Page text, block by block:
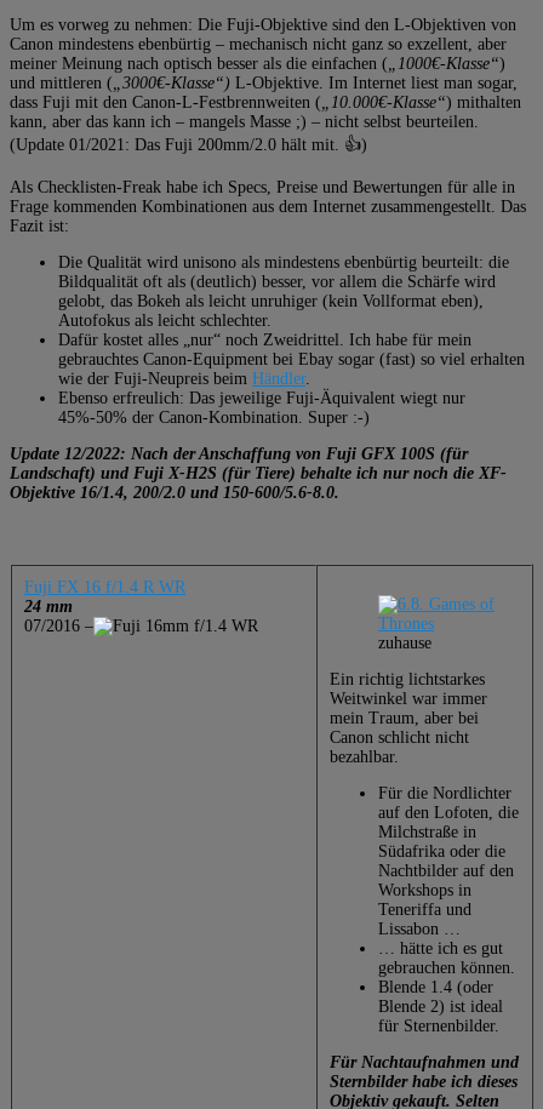
Um es vorweg zu nehmen: Die Fuji-Objektive sind den L-Objektiven von
Canon mindestens ebenbürtig – mechanisch nicht ganz so exzellent, aber
meiner Meinung nach optisch besser als die einfachen („1000€-Klasse“)
und mittleren („3000€-Klasse“) L-Objektive. Im Internet liest man sogar,
dass Fuji mit den Canon-L-Festbrennweiten („10.000€-Klasse“) mithalten
kann, aber das kann ich – mangels Masse ;) – nicht selbst beurteilen.
(Update 01/2021: Das Fuji 200mm/2.0 hält mit. 👍)
Als Checklisten-Freak habe ich Specs, Preise und Bewertungen für alle in
Frage kommenden Kombinationen aus dem Internet zusammengestellt. Das
Fazit ist:
Die Qualität wird unisono als mindestens ebenbürtig beurteilt: die
Bildqualität oft als (deutlich) besser, vor allem die Schärfe wird
gelobt, das Bokeh als leicht unruhiger (kein Vollformat eben),
Autofokus als leicht schlechter.
Dafür kostet alles „nur“ noch Zweidrittel. Ich habe für mein
gebrauchtes Canon-Equipment bei Ebay sogar (fast) so viel erhalten
wie der Fuji-Neupreis beim Händler.
Ebenso erfreulich: Das jeweilige Fuji-Äquivalent wiegt nur
45%-50% der Canon-Kombination. Super :-)
Update 12/2022: Nach der Anschaffung von Fuji GFX 100S (für
Landschaft) und Fuji X-H2S (für Tiere) behalte ich nur noch die XF-
Objektive 16/1.4, 200/2.0 und 150-600/5.6-8.0.
Fuji FX 16 f/1.4 R WR
24 mm
07/2016 –
zuhause
Ein richtig lichtstarkes
Weitwinkel war immer
mein Traum, aber bei
Canon schlicht nicht
bezahlbar.
Für die Nordlichter
auf den Lofoten, die
Milchstraße in
Südafrika oder die
Nachtbilder auf den
Workshops in
Teneriffa und
Lissabon …
… hätte ich es gut
gebrauchen können.
Blende 1.4 (oder
Blende 2) ist ideal
für Sternenbilder.
Für Nachtaufnahmen und
Sternbilder habe ich dieses
Objektiv gekauft. Selten